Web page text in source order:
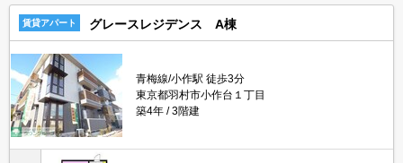
賃貸アパート グレースレジデンス A棟
青梅線/小作駅 徒歩3分
東京都羽村市小作台１丁目
築4年
3階建